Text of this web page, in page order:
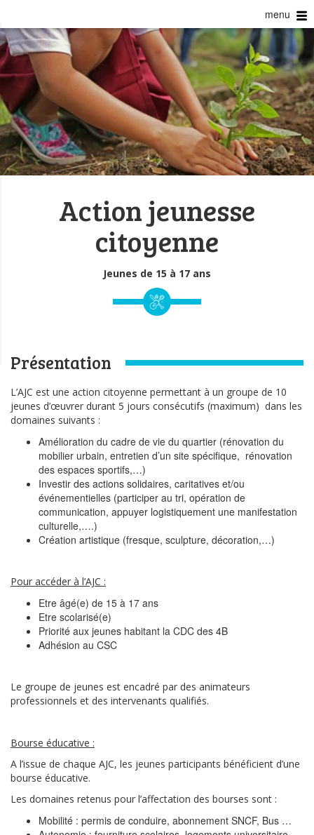
menu
Action jeunesse
citoyenne
Jeunes de 15 à 17 ans
Présentation
L’AJC est une action citoyenne permettant à un groupe de 10
jeunes d’œuvrer durant 5 jours consécutifs (maximum) dans les
domaines suivants :
Amélioration du cadre de vie du quartier (rénovation du
mobilier urbain, entretien d’un site spécifique, rénovation
des espaces sportifs,…)
Investir des actions solidaires, caritatives et/ou
événementielles (participer au tri, opération de
communication, appuyer logistiquement une manifestation
culturelle,….)
Création artistique (fresque, sculpture, décoration,…)
Pour accéder à l’AJC :
Etre âgé(e) de 15 à 17 ans
Etre scolarisé(e)
Priorité aux jeunes habitant la CDC des 4B
Adhésion au CSC
Le groupe de jeunes est encadré par des animateurs
professionnels et des intervenants qualifiés.
Bourse éducative :
A l’issue de chaque AJC, les jeunes participants bénéficient d’une
bourse éducative.
Les domaines retenus pour l’affectation des bourses sont :
Mobilité : permis de conduire, abonnement SNCF, Bus …